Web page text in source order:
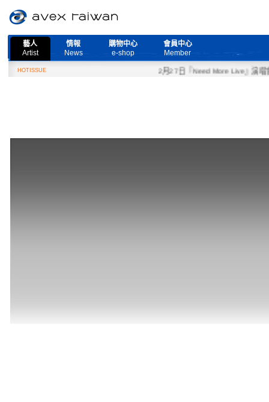
藝人
Artist
情報
News
購物中心
e-shop
會員中心
Member
HOTISSUE 2月27日『Need More Live』演唱會